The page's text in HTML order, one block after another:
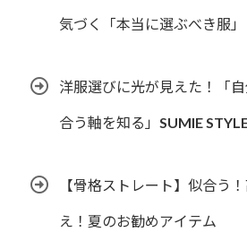
気づく「本当に選ぶべき服」
洋服選びに光が見えた！「
合う軸を知る」SUMIE
【骨格ストレート】似合う
え！夏のお勧めアイテム